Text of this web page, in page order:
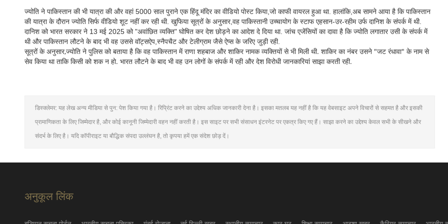
ज्योति ने पाकिस्तान की भी यात्रा की और वहां 5000 साल पुराने एक हिंदू मंदिर का वीडियो पोस्ट किया,जो काफी वायरल हुआ था. हालांकि,अब सामने आया है कि पाकिस्तान
की यात्रा के दौरान ज्योति सिर्फ वीडियो शूट नहीं कर रही थी. खुफिया सूत्रों के अनुसार,वह पाकिस्तानी उच्चायोग के स्टाफ एहसान-उर-रहीम उर्फ ​​दानिश के संपर्क में थी.
दानिश को भारत सरकार ने 13 मई 2025 को "अवांछित व्यक्ति" घोषित कर देश छोड़ने का आदेश दे दिया था. जांच एजेंसियों का दावा है कि ज्योति लगातार उसी के संपर्क में
थी और पाकिस्तान लौटने के बाद भी वह उससे वॉट्सऐप,स्नैपचैट और टेलीग्राम जैसे ऐप्स के जरिए जुड़ी रही.
सूत्रों के अनुसार,ज्योति ने पुलिस को बताया है कि वह पाकिस्तान में राणा शहबाज और शाकिर नामक व्यक्तियों से भी मिली थी. शाकिर का नंबर उसने "जट रंधावा" के नाम से
सेव किया था ताकि किसी को शक न हो. भारत लौटने के बाद भी वह उन लोगों के संपर्क में रही और देश विरोधी जानकारियां साझा करती रही.
डिस्क्लेमर: यह लेख अन्य मीडिया से पुन: पेश किया गया है। रिप्रिंट करने का उद्देश्य अधिक जानकारी देना है। इसका मतलब यह नहीं है कि यह वेबसाइट अपने विचारों से सहमत है और इसकी
प्रामाणिकता के लिए जिम्मेदार है, और कोई कानूनी जिम्मेदारी वहन नहीं करती है। इस साइट पर सभी संसाधन इंटरनेट पर एकत्र किए गए हैं। साझा करने का उद्देश्य केवल सभी के सीखने और
संदर्भ के लिए है। यदि कॉपीराइट या बौद्धिक संपदा उल्लंघन है, तो कृपया हमें एक संदेश छोड़ दें।
अनुकूल लिंक